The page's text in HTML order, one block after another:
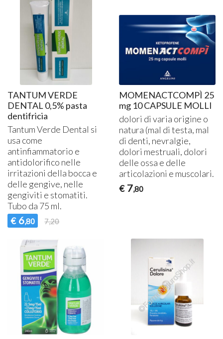
TANTUM VERDE
DENTAL 0,5% pasta
dentifricia
Tantum Verde Dental si
usa come
antinfiammatorio e
antidolorifico nelle
irritazioni della bocca e
delle gengive, nelle
gengiviti e stomatiti.
Tubo da 75 ml.
€ 6,80 7,20
MOMENACTCOMPÌ 25
mg 10 CAPSULE MOLLI
dolori di varia origine o
natura (mal di testa, mal
di denti, nevralgie,
dolori mestruali, dolori
delle ossa e delle
articolazioni e muscolari.
€ 7,80